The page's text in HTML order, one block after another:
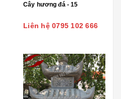
Cây hương đá - 15
Liên hệ 0795 102 666